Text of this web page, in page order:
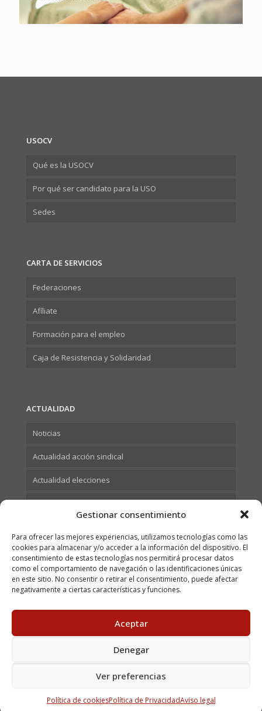
Gestionar consentimiento
Para ofrecer las mejores experiencias, utilizamos tecnologías como las
cookies para almacenar y/o acceder a la información del dispositivo. El
consentimiento de estas tecnologías nos permitirá procesar datos
como el comportamiento de navegación o las identificaciones únicas
en este sitio. No consentir o retirar el consentimiento, puede afectar
negativamente a ciertas características y funciones.
Aceptar
Denegar
Ver preferencias
Política de cookiesPolítica de PrivacidadAviso legal
USOCV
Qué es la USOCV
Por qué ser candidato para la USO
Sedes
CARTA DE SERVICIOS
Federaciones
Afíliate
Formación para el empleo
Caja de Resistencia y Solidaridad
ACTUALIDAD
Noticias
Actualidad acción sindical
Actualidad elecciones
Actualidad Formación
© 2023 USOCV. All Rights Reserved. C/ Juan Bautista Vives,
9 - 46018 Valencia Tel. 96 313 45 89 - Fax: 96 370 66 07 |
Política de cookies
| Mantenimiento web